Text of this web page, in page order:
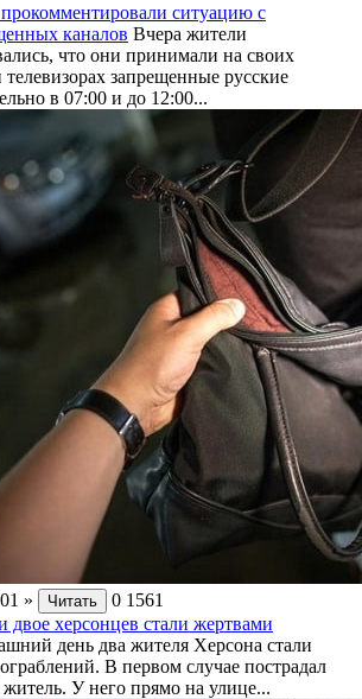
ситуацию с
каналов Вчера жители
что они принимали на своих
запрещенные русские
в 07:00 и до 12:00...
» Читать 0 1561
двое херсонцев стали жертвами
день два жителя Херсона стали
В первом случае пострадал
У него прямо на улице...